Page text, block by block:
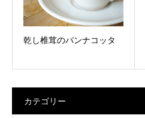
乾し椎茸のパンナコッタ
カテゴリー